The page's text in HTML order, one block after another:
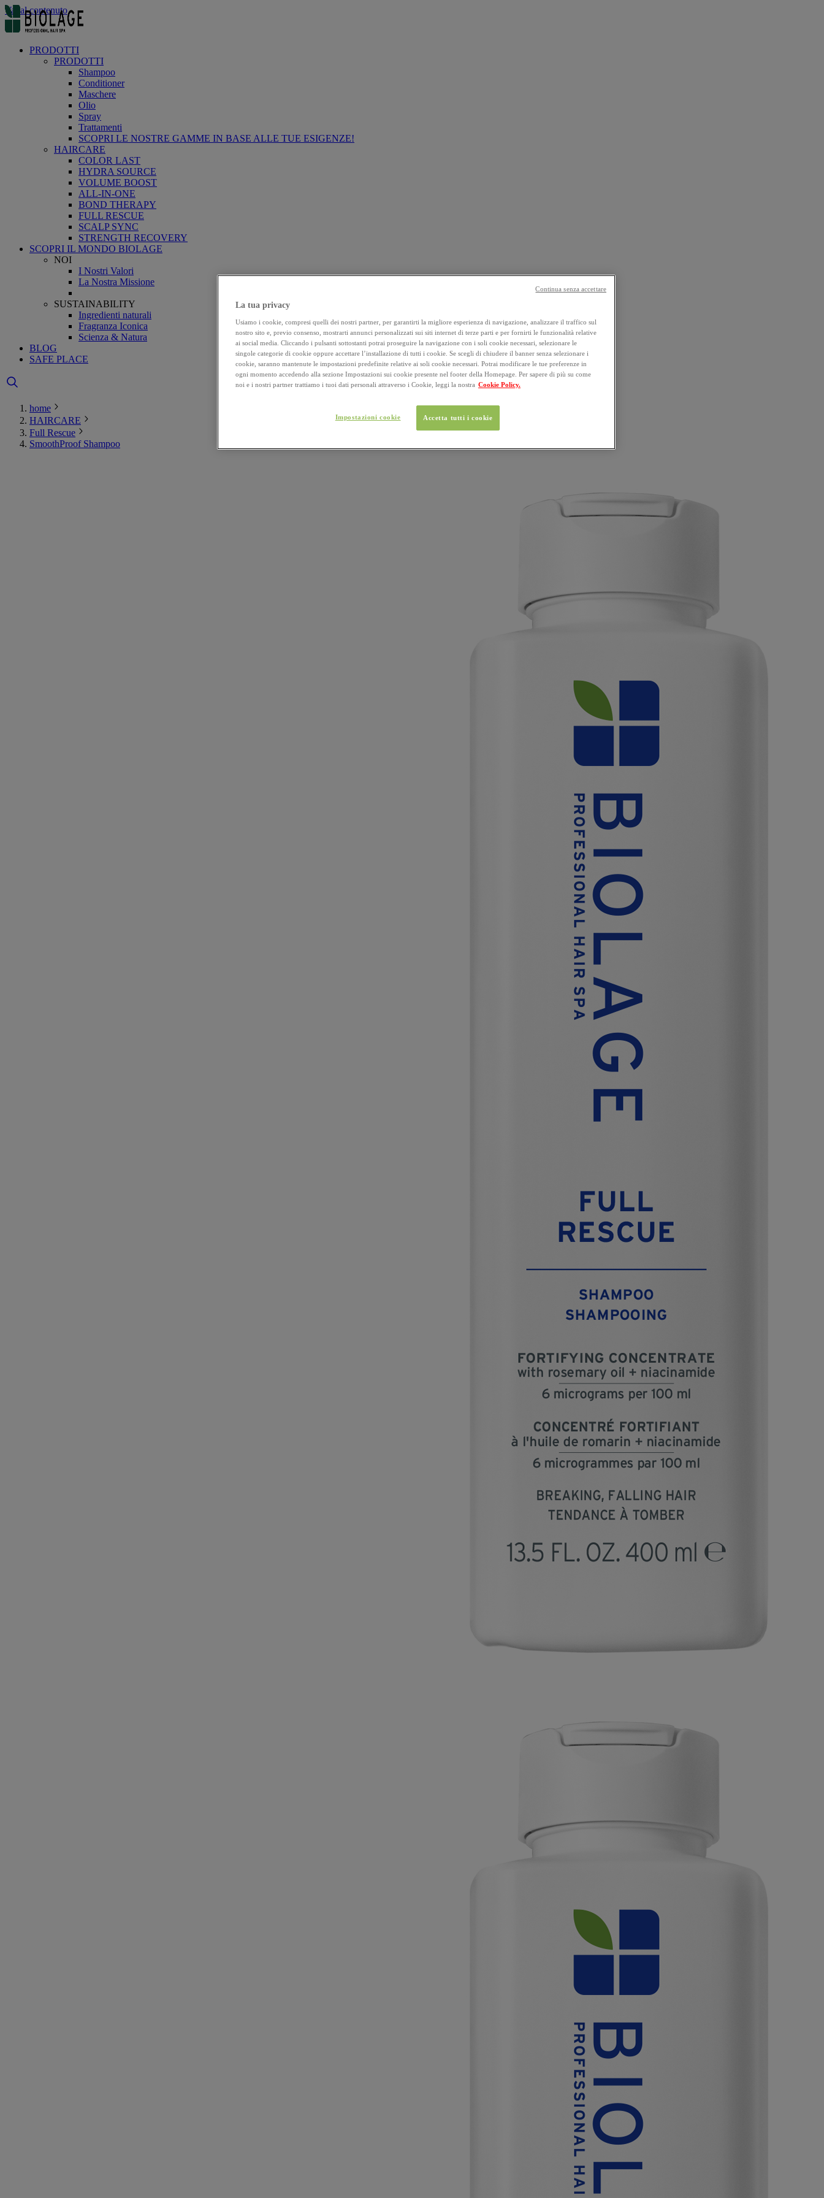
Vai al contenuto
PRODOTTI
PRODOTTI
Shampoo
Conditioner
Maschere
Olio
Spray
Trattamenti
SCOPRI LE NOSTRE GAMME IN BASE ALLE TUE ESIGENZE!
HAIRCARE
COLOR LAST
HYDRA SOURCE
VOLUME BOOST
ALL-IN-ONE
BOND THERAPY
FULL RESCUE
SCALP SYNC
STRENGTH RECOVERY
SCOPRI IL MONDO BIOLAGE
NOI
I Nostri Valori
La Nostra Missione
SUSTAINABILITY
Ingredienti naturali
Fragranza Iconica
Scienza & Natura
BLOG
SAFE PLACE
home
HAIRCARE
Full Rescue
SmoothProof Shampoo
La tua privacy
Usiamo i cookie, compresi quelli dei nostri partner, per garantirti la migliore esperienza di navigazione, analizzare il traffico sul
nostro sito e, previo consenso, mostrarti annunci personalizzati sui siti internet di terze parti e per fornirti le funzionalità relative
ai social media. Cliccando i pulsanti sottostanti potrai proseguire la navigazione con i soli cookie necessari, selezionare le
singole categorie di cookie oppure accettare l’installazione di tutti i cookie. Se scegli di chiudere il banner senza selezionare i
cookie, saranno mantenute le impostazioni predefinite relative ai soli cookie necessari. Potrai modificare le tue preferenze in
ogni momento accedendo alla sezione Impostazioni sui cookie presente nel footer della Homepage. Per sapere di più su come
noi e i nostri partner trattiamo i tuoi dati personali attraverso i Cookie, leggi la nostra Cookie Policy.
Impostazioni cookie Accetta tutti i cookie
Continua senza accettare